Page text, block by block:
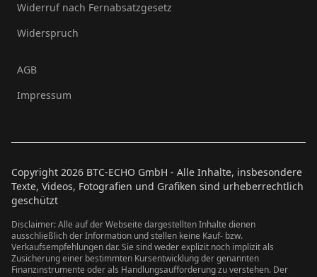
Widerruf nach Fernabsatzgesetz
Widerspruch
AGB
Impressum
Copyright 2026 BTC-ECHO GmbH - Alle Inhalte, insbesondere
Texte, Videos, Fotografien und Grafiken sind urheberrechtlich
geschützt
Disclaimer: Alle auf der Webseite dargestellten Inhalte dienen
ausschließlich der Information und stellen keine Kauf- bzw.
Verkaufsempfehlungen dar. Sie sind weder explizit noch implizit als
Zusicherung einer bestimmten Kursentwicklung der genannten
Finanzinstrumente oder als Handlungsaufforderung zu verstehen. Der